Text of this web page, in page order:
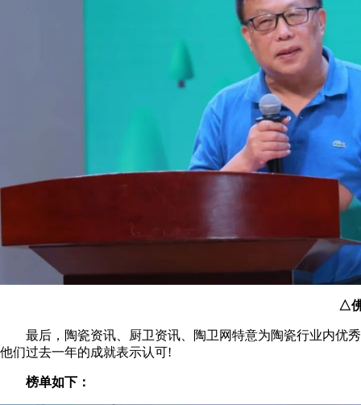
△
最后，陶瓷资讯、厨卫资讯、陶卫网特意为陶瓷行业内优秀
他们过去一年的成就表示认可!
榜单如下：